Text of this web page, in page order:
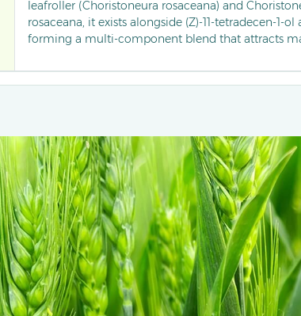
leafroller (Choristoneura rosaceana) and
rosaceana, it exists alongside (Z)-11-tetradecen-1-ol
forming a multi-component blend that attracts